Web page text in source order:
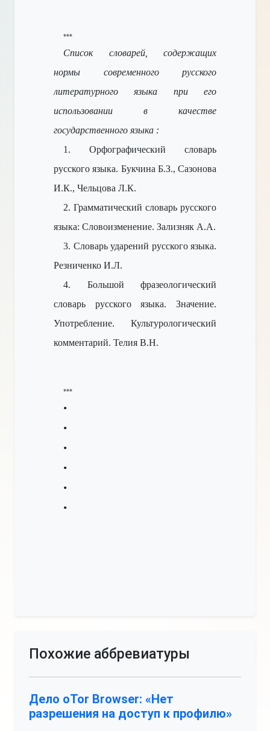
***
Список словарей, содержащих
нормы современного русского
литературного языка при его
использовании в качестве
государственного языка :
1. Орфографический словарь
русского языка. Букчина Б.З., Сазонова
И.К., Чельцова Л.К.
2. Грамматический словарь русского
языка: Словоизменение. Зализняк А.А.
3. Словарь ударений русского языка.
Резниченко И.Л.
4. Большой фразеологический
словарь русского языка. Значение.
Употребление. Культурологический
комментарий. Телия В.Н.
***
•
•
•
•
•
•
Похожие аббревиатуры
Дело оTor Browser: «Нет
разрешения на доступ к профилю»